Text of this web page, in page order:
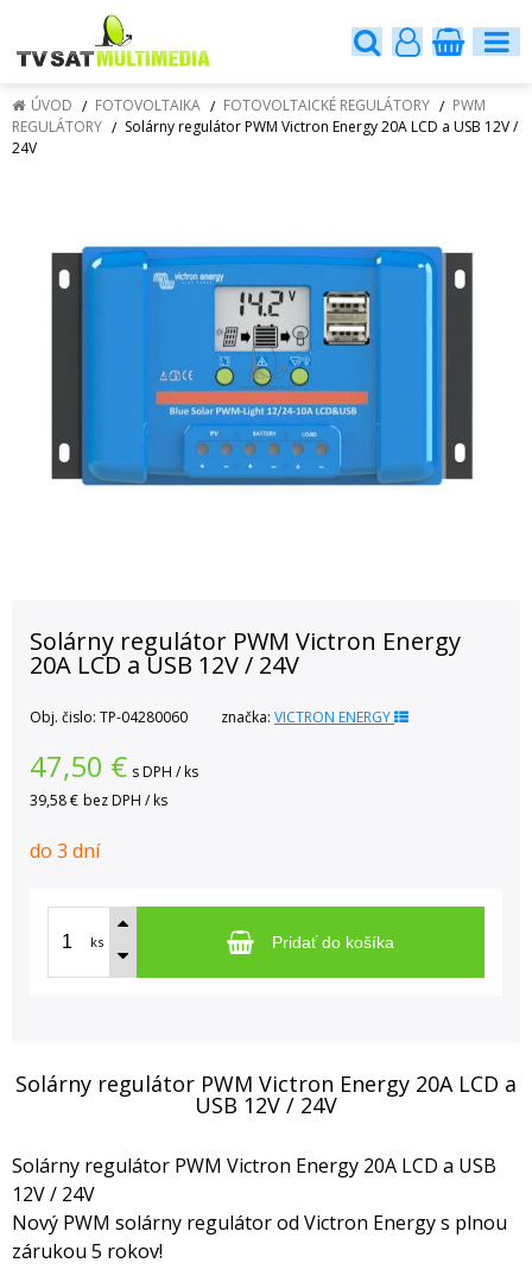
ÚVOD FOTOVOLTAIKA FOTOVOLTAICKÉ REGULÁTORY
PWM
REGULÁTORY
Solárny regulátor PWM Victron Energy 20A LCD a USB 12V /
24V
Solárny regulátor PWM Victron Energy
20A LCD a USB 12V / 24V
Obj. čislo: TP-04280060 značka: VICTRON ENERGY
47,50 € s DPH / ks
39,58 € bez DPH / ks
do 3 dní
ks Pridať do košíka
Solárny regulátor PWM Victron Energy 20A LCD a
USB 12V / 24V
Solárny regulátor PWM Victron Energy 20A LCD a USB
12V / 24V
Nový PWM solárny regulátor od Victron Energy s plnou
zárukou 5 rokov!